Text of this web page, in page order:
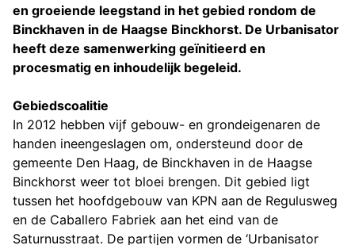
en groeiende leegstand in het gebied rondom de
Binckhaven in de Haagse Binckhorst. De Urbanisator
heeft deze samenwerking geïnitieerd en
procesmatig en inhoudelijk begeleid.
Gebiedscoalitie
In 2012 hebben vijf gebouw- en grondeigenaren de
handen ineengeslagen om, ondersteund door de
gemeente Den Haag, de Binckhaven in de Haagse
Binckhorst weer tot bloei brengen. Dit gebied ligt
tussen het hoofdgebouw van KPN aan de Regulusweg
en de Caballero Fabriek aan het eind van de
Saturnusstraat. De partijen vormen de ‘Urbanisator